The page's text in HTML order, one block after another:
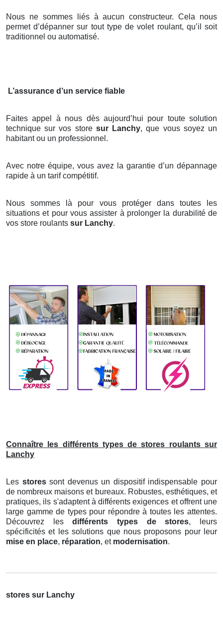
Nous ne sommes liés à aucun constructeur. Cela nous
permet d’dépanner sur tout type de volet roulant, qu’il soit
traditionnel ou automatisé.
L’assurance d’un service fiable
Faites appel à nous dès aujourd’hui pour toute solution
technique sur vos store sur Lanchy, que vous soyez un
habitant ou un professionnel.
Avec notre équipe, vous avez la garantie d’un dépannage
rapide à un tarif compétitif.
Nous sommes là pour vous protéger dans toutes les
situations et pour vous assister à prolonger la durabilité de
vos store roulants sur Lanchy.
Connaître les différents types de stores roulants sur
Lanchy
Les storessont devenus un dispositif indispensable pour
de nombreux maisons et bureaux. Robustes, esthétiques, et
pratiques, ils s'adaptent à différents exigences et offrent une
large gamme de types pour répondre à toutes les attentes.
Découvrez lesdifférents types de stores, leurs
spécificités et les solutions que nous proposons pour leur
mise en place, réparation, et modernisation.
stores sur Lanchy